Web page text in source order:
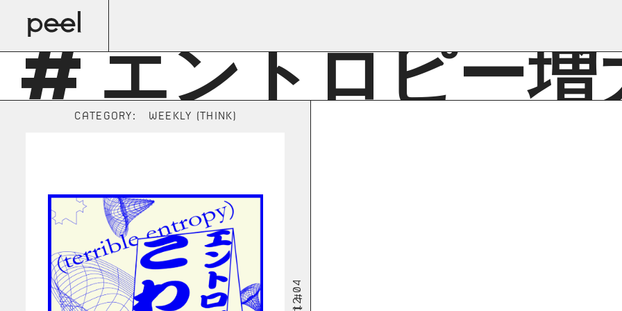
# エントロピー増
CATEGORY: WEEKLY (THINK)